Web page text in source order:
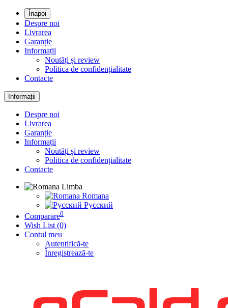
Înapoi
Despre noi
Livrarea
Garanție
Informații
Noutăți și review
Politica de confidențialitate
Contacte
Informații
Despre noi
Livrarea
Garanție
Informații
Noutăți și review
Politica de confidențialitate
Contacte
Limba
Romana
Русский
Comparare0
Wish List (0)
Contul meu
Autentifică-te
Înregistrează-te